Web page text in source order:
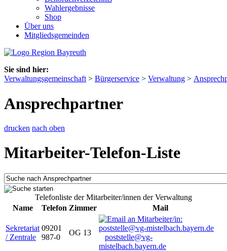
Wahlergebnisse
Shop
Über uns
Mitgliedsgemeinden
Sie sind hier:
Verwaltungsgemeinschaft > Bürgerservice > Verwaltung >
Ansprechpartner
drucken nach oben
Mitarbeiter-Telefon-Liste
Telefonliste der Mitarbeiter/innen der Verwaltung
Name
Telefon Zimmer Mail
Sekretariat
/ Zentrale
09201
987-0
OG 13
poststelle@vg-
mistelbach.bayern.de